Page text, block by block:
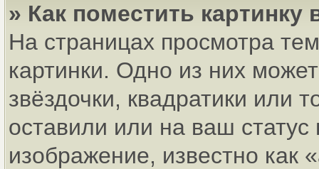
» Как поместить
На страницах просмотра
картинки. Одно из них
звёздочки, квадратики или
оставили или на ваш
изображение, известно как